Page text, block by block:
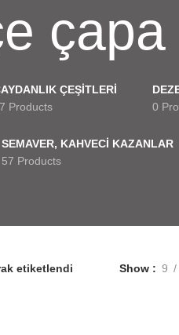
çapa
ÇEŞİTLERİ
Products
0
SEMAVER, KAHVECİ KAZANLAR
57 Products
etiketlendi Show 9